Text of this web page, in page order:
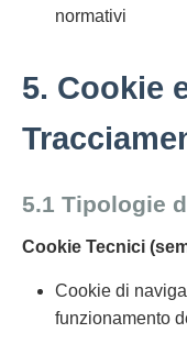
normativi
5. Cookie
5.1 Tipologie
Cookie Tecnici
Cookie di
funzionamento